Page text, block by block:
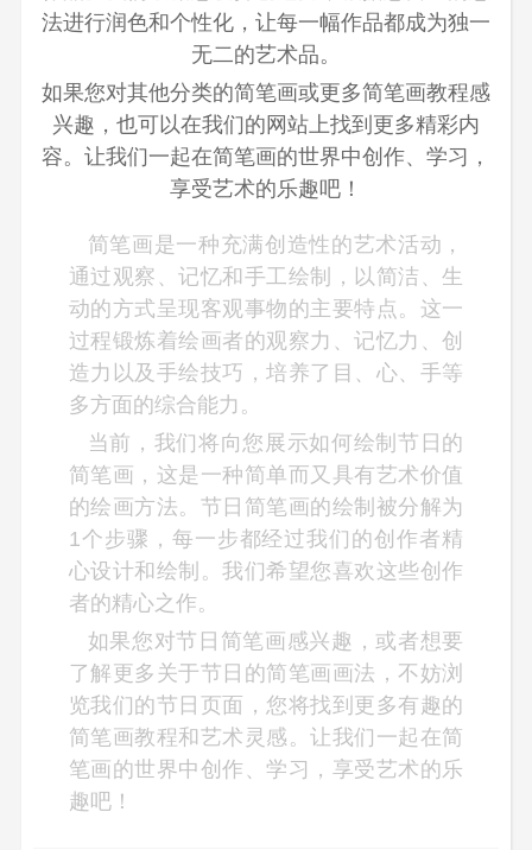
法进行润色和个性化，让每一幅作品都成为独一
无二的艺术品。
如果您对其他分类的简笔画或更多简笔画教程感
兴趣，也可以在我们的网站上找到更多精彩内
容。让我们一起在简笔画的世界中创作、学习，
享受艺术的乐趣吧！
简笔画是一种充满创造性的艺术活动，
通过观察、记忆和手工绘制，以简洁、生
动的方式呈现客观事物的主要特点。这一
过程锻炼着绘画者的观察力、记忆力、创
造力以及手绘技巧，培养了目、心、手等
多方面的综合能力。
当前，我们将向您展示如何绘制节日的
简笔画，这是一种简单而又具有艺术价值
的绘画方法。节日简笔画的绘制被分解为
1个步骤，每一步都经过我们的创作者精
心设计和绘制。我们希望您喜欢这些创作
者的精心之作。
如果您对节日简笔画感兴趣，或者想要
了解更多关于节日的简笔画画法，不妨浏
览我们的节日页面，您将找到更多有趣的
简笔画教程和艺术灵感。让我们一起在简
笔画的世界中创作、学习，享受艺术的乐
趣吧！